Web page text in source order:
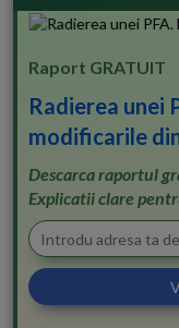
Raport GRATUIT
Radierea unei
modificarile
Descarca raportul
Explicatii clare